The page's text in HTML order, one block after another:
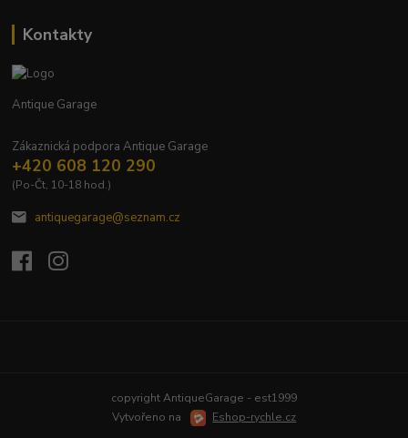
Kontakty
Antique Garage
Zákaznická podpora Antique Garage
+420 608 120 290
(Po-Čt, 10-18 hod.)
antiquegarage@seznam.cz
copyright AntiqueGarage - est1999
Vytvořeno na
Eshop-rychle.cz